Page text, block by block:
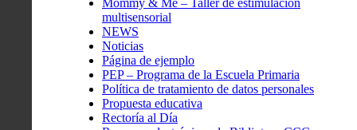
Mommy & Me – Taller de estimulación
multisensorial
NEWS
Noticias
Página de ejemplo
PEP – Programa de la Escuela Primaria
Política de tratamiento de datos personales
Propuesta educativa
Rectoría al Día